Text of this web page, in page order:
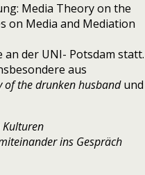
Media Theory on the
on Media and Mediation
an der UNI- Potsdam statt.
aus
of the drunken husbandund
ins Gespräch